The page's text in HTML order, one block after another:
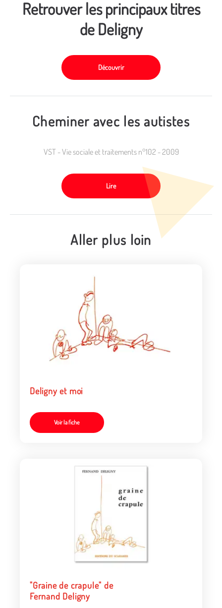
Retrouver les principaux titres
de Deligny
Découvrir
Cheminer avec les autistes
VST - Vie sociale et traitements n°102 - 2009
Lire
Aller plus loin
Deligny et moi
Voir la fiche
"Graine de crapule" de
Fernand Deligny